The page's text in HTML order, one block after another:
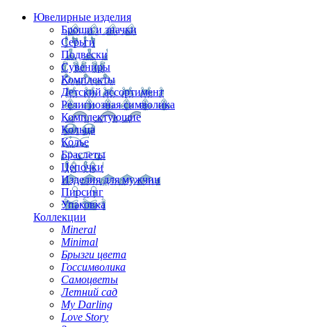
Ювелирные изделия
Броши и значки
Серьги
Подвески
Сувениры
Комплекты
Детский ассортимент
Религиозная символика
Комплектующие
Кольца
Колье
Браслеты
Цепочки
Изделия для мужчин
Пирсинг
Упаковка
Коллекции
Mineral
Minimal
Брызги цвета
Госсимволика
Самоцветы
Летний сад
My Darling
Love Story